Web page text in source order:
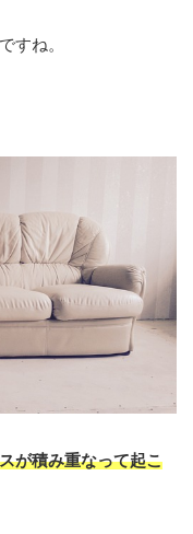
すね。
が積み重なって起こ